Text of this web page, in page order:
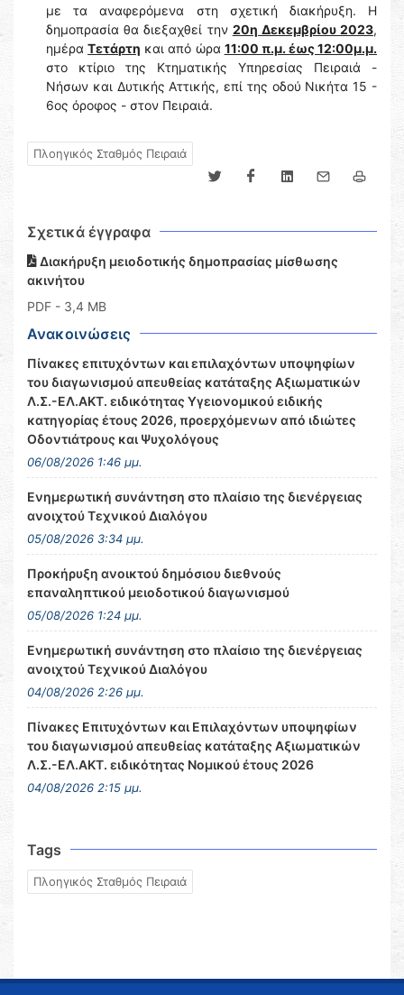
με τα αναφερόμενα στη σχετική διακήρυξη. Η
δημοπρασία θα διεξαχθεί την 20η Δεκεμβρίου 2023,
ημέραΤετάρτη και από ώρα 11:00 π.μ. έως 12:00μ.μ.
στο κτίριο της Κτηματικής Υπηρεσίας Πειραιά -
Νήσων και Δυτικής Αττικής, επί της οδού Νικήτα 15 -
6ος όροφος - στον Πειραιά.
Πλοηγικός Σταθμός Πειραιά
Σχετικά έγγραφα
Διακήρυξη μειοδοτικής δημοπρασίας μίσθωσης
ακινήτου
PDF - 3,4 MB
Ανακοινώσεις
Πίνακες επιτυχόντων και επιλαχόντων υποψηφίων
του διαγωνισμού απευθείας κατάταξης Αξιωματικών
Λ.Σ.-ΕΛ.ΑΚΤ. ειδικότητας Υγειονομικού ειδικής
κατηγορίας έτους 2026, προερχόμενων από ιδιώτες
Οδοντιάτρους και Ψυχολόγους
06/08/2026 1:46 μμ.
Ενημερωτική συνάντηση στο πλαίσιο της διενέργειας
ανοιχτού Τεχνικού Διαλόγου
05/08/2026 3:34 μμ.
Προκήρυξη ανοικτού δημόσιου διεθνούς
επαναληπτικού μειοδοτικού διαγωνισμού
05/08/2026 1:24 μμ.
Ενημερωτική συνάντηση στο πλαίσιο της διενέργειας
ανοιχτού Τεχνικού Διαλόγου
04/08/2026 2:26 μμ.
Πίνακες Επιτυχόντων και Επιλαχόντων υποψηφίων
του διαγωνισμού απευθείας κατάταξης Αξιωματικών
Λ.Σ.-ΕΛ.ΑΚΤ. ειδικότητας Νομικού έτους 2026
04/08/2026 2:15 μμ.
Tags
Πλοηγικός Σταθμός Πειραιά